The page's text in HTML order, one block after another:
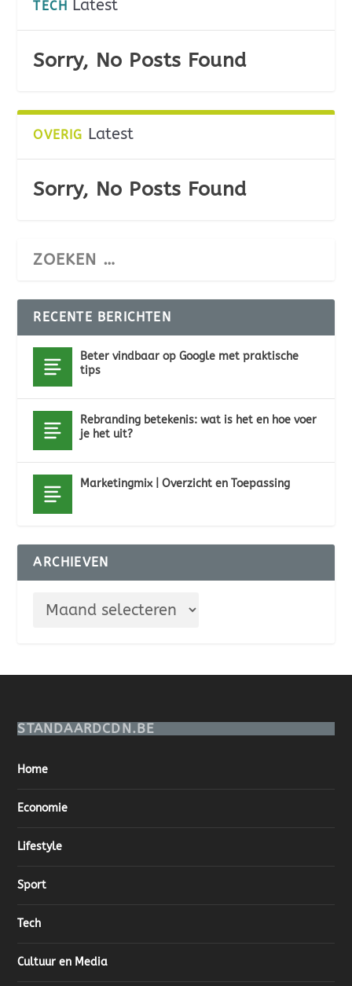
TECH Latest
Sorry, No Posts Found
OVERIG Latest
Sorry, No Posts Found
RECENTE BERICHTEN
Beter vindbaar op Google met praktische
tips
Rebranding betekenis: wat is het en hoe voer
je het uit?
Marketingmix | Overzicht en Toepassing
ARCHIEVEN
STANDAARDCDN.BE
Home
Economie
Lifestyle
Sport
Tech
Cultuur en Media